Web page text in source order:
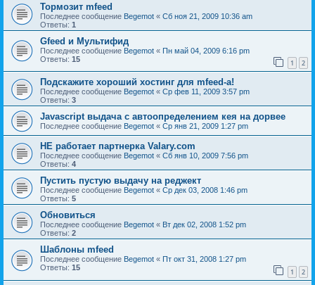
Тормозит mfeed
Последнее сообщение Begemot « Сб ноя 21, 2009 10:36 am
Ответы: 1
Gfeed и Мультифид
Последнее сообщение Begemot « Пн май 04, 2009 6:16 pm
Ответы: 15 1 2
Подскажите хороший хостинг для mfeed-a!
Последнее сообщение Begemot « Ср фев 11, 2009 3:57 pm
Ответы: 3
Javascript выдача с автоопределением кея на дорвее
Последнее сообщение Begemot « Ср янв 21, 2009 1:27 pm
НЕ работает партнерка Valary.com
Последнее сообщение Begemot « Сб янв 10, 2009 7:56 pm
Ответы: 4
Пустить пустую выдачу на реджект
Последнее сообщение Begemot « Ср дек 03, 2008 1:46 pm
Ответы: 5
Обновиться
Последнее сообщение Begemot « Вт дек 02, 2008 1:52 pm
Ответы: 2
Шаблоны mfeed
Последнее сообщение Begemot « Пт окт 31, 2008 1:27 pm
Ответы: 15 1 2